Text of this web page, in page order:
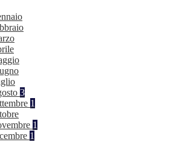
3
1
1
1